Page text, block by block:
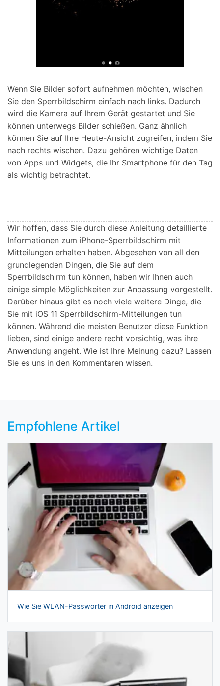
Wenn Sie Bilder sofort aufnehmen möchten, wischen
Sie den Sperrbildschirm einfach nach links. Dadurch
wird die Kamera auf Ihrem Gerät gestartet und Sie
können unterwegs Bilder schießen. Ganz ähnlich
können Sie auf Ihre Heute-Ansicht zugreifen, indem Sie
nach rechts wischen. Dazu gehören wichtige Daten
von Apps und Widgets, die Ihr Smartphone für den Tag
als wichtig betrachtet.
Wir hoffen, dass Sie durch diese Anleitung detaillierte
Informationen zum iPhone-Sperrbildschirm mit
Mitteilungen erhalten haben. Abgesehen von all den
grundlegenden Dingen, die Sie auf dem
Sperrbildschirm tun können, haben wir Ihnen auch
einige simple Möglichkeiten zur Anpassung vorgestellt.
Darüber hinaus gibt es noch viele weitere Dinge, die
Sie mit iOS 11 Sperrbildschirm-Mitteilungen tun
können. Während die meisten Benutzer diese Funktion
lieben, sind einige andere recht vorsichtig, was ihre
Anwendung angeht. Wie ist Ihre Meinung dazu? Lassen
Sie es uns in den Kommentaren wissen.
Empfohlene Artikel
Wie Sie WLAN-Passwörter in Android anzeigen